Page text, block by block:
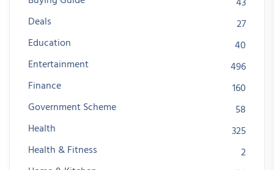
Deals
27
Education
40
Entertainment
496
Finance
160
Government Scheme
58
Health
325
Health & Fitness
2